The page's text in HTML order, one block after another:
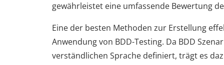
gewährleistet eine umfassende Bewertung
Eine der besten Methoden zur Erstellung
Anwendung von BDD-Testing. Da BDD
verständlichen Sprache definiert, trägt es